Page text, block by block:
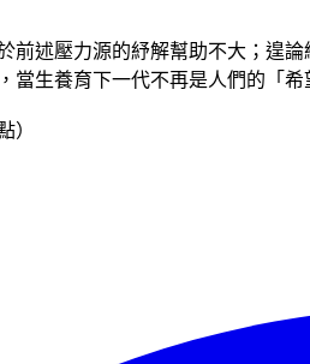
前述壓力源的紓解幫助不大；遑
當生養育下一代不再是人們的「
）